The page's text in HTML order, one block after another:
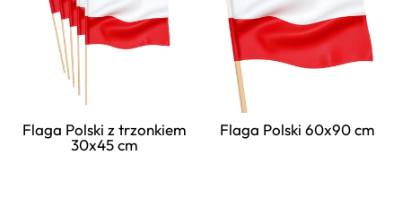
Flaga Polski z trzonkiem
30x45 cm
Flaga Polski 60x90 cm